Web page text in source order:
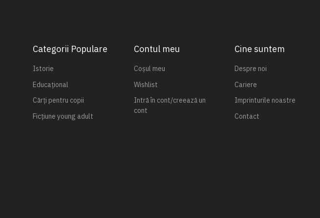
Categorii Populare
Istorie
Educațional
Cărți pentru copii
Ficțiune young adult
Contul meu
Coșul meu
Wishlist
Intră în cont/creează un
cont
Cine suntem
Despre noi
Cariere
Imprinturile noastre
Contact